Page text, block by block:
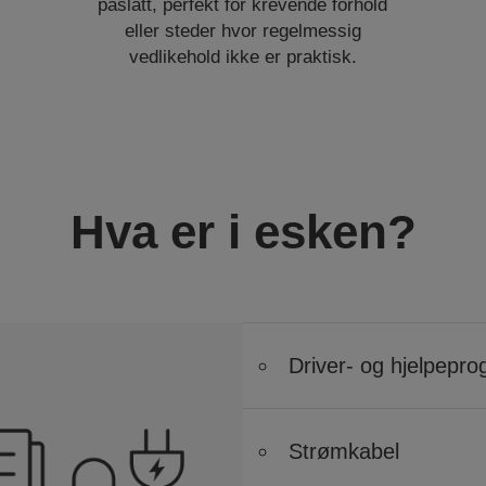
påslått, perfekt for krevende forhold
eller steder hvor regelmessig
vedlikehold ikke er praktisk.
Hva er i esken?
Driver- og
Strømkabel